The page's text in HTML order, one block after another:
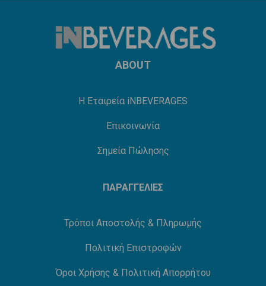
ABOUT
Η Εταιρεία iNBEVERAGES
Επικοινωνία
Σημεία Πώλησης
ΠΑΡΑΓΓΕΛΙΕΣ
Τρόποι Αποστολής & Πληρωμής
Πολιτική Επιστροφών
Όροι Χρήσης & Πολιτική Απορρήτου